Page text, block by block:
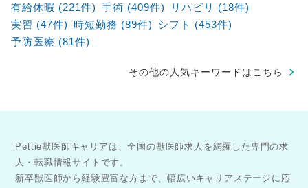
多様で難度の高い症例を経験し、専門性を集中的に高
められます。 ✅豊富な手術件数と症例経験 千葉センタ
ーでは年間600件以上、グループ全体で年間1000件以
・前十字靭帯断裂（約1700件） ・椎間板ヘルニア（約
1600件） ・膝蓋骨脱臼（約1500件） など累計実績
長を支える「5ステップ教育システム」 「いきなり執
底指導。 STEP 02： 問診・検査の組み立て。原因追究
のプロセスを習得。 STEP 03： リハビリ評価まで含め
た、執刀以外の実務を完遂。 STEP 04： 指導医を患者
有給休暇 (221件) 手術 (409件)
リハビリ (18件)
実習 (47件) 時短勤務 (89件)
シフト (453件)
予防医療 (81件)
その他の人気キーワードはこちら
Pettie獣医師キャリアは、全国の獣医師求人を網羅した専門の求
人・転職情報サイトです。
新卒獣医師から経験豊富な方まで、幅広いキャリアステージに応